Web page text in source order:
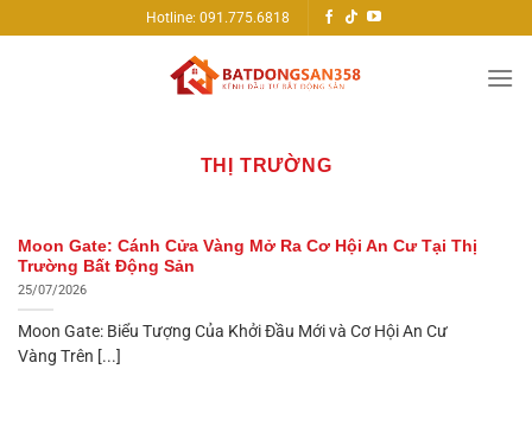
qua
Hotline: 091.775.6818
THỊ TRƯỜNG
Moon Gate: Cánh Cửa Vàng Mở Ra Cơ Hội An Cư Tại Thị
Trường Bất Động Sản
25/07/2026
Moon Gate: Biểu Tượng Của Khởi Đầu Mới và Cơ Hội An Cư
Vàng Trên [...]